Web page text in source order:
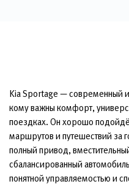
Kia Sportage — современный
кому важны комфорт,
поездках. Он хорошо
маршрутов и путешествий за
полный привод,
сбалансированный
понятной управляемостью и